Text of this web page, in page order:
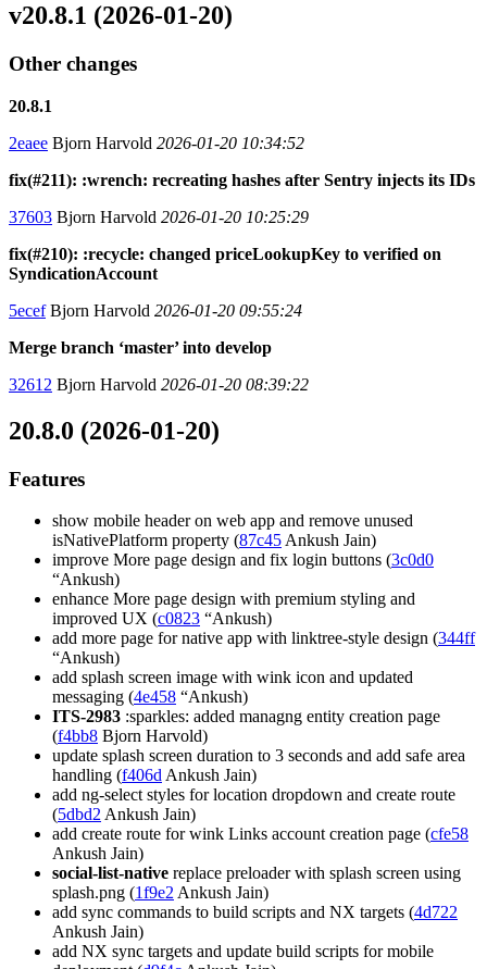
v20.8.1 (2026-01-20)
Other changes
20.8.1
2eaee Bjorn Harvold 2026-01-20 10:34:52
fix(#211): :wrench: recreating hashes after Sentry injects its IDs
37603 Bjorn Harvold 2026-01-20 10:25:29
fix(#210): :recycle: changed priceLookupKey to verified on
SyndicationAccount
5ecefBjorn Harvold 2026-01-20 09:55:24
Merge branch ‘master’ into develop
32612 Bjorn Harvold 2026-01-20 08:39:22
20.8.0 (2026-01-20)
Features
show mobile header on web app and remove unused
isNativePlatform property (87c45Ankush Jain)
improve More page design and fix login buttons (3c0d0
“Ankush)
enhance More page design with premium styling and
improved UX (c0823 “Ankush)
add more page for native app with linktree-style design (344ff
“Ankush)
add splash screen image with wink icon and updated
messaging (4e458 “Ankush)
ITS-2983 :sparkles: added managng entity creation page
(f4bb8 Bjorn Harvold)
update splash screen duration to 3 seconds and add safe area
handling (f406dAnkush Jain)
add ng-select styles for location dropdown and create route
(5dbd2Ankush Jain)
add create route for wink Links account creation page (cfe58
Ankush Jain)
social-list-native replace preloader with splash screen using
splash.png (1f9e2Ankush Jain)
add sync commands to build scripts and NX targets (4d722
Ankush Jain)
add NX sync targets and update build scripts for mobile